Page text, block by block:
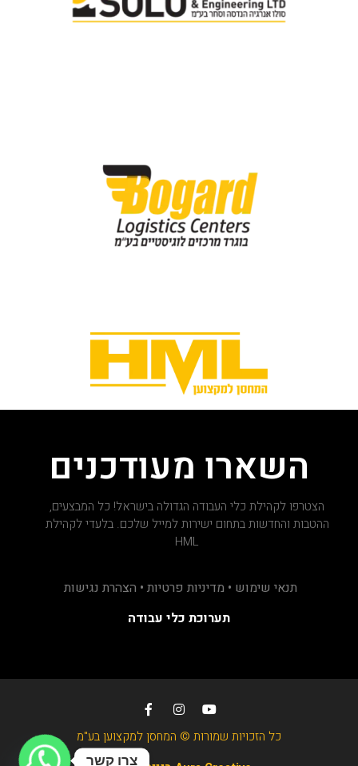
השארו מעודכנים
הצטרפו לקהילת כלי העבודה הגדולה בישראל! כל המבצעים,
ההטבות והחדשות בתחום ישירות למייל שלכם. בלעדי לקהילת
HML
תנאי שימוש • מדיניות פרטיות • הצהרת נגישות
תערוכת כלי עבודה
כל הזכויות שמורות © המחסן למקצוען בע"מ
צרו קשר